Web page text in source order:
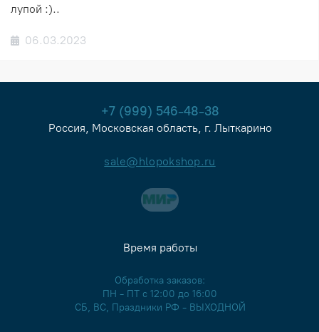
лупой :)..
06.03.2023
+7 (999) 546-48-38
Россия, Московская область, г. Лыткарино
sale@hlopokshop.ru
Время работы
Обработка заказов:
ПН - ПТ с 12:00 до 16:00
СБ, ВС, Праздники РФ - ВЫХОДНОЙ